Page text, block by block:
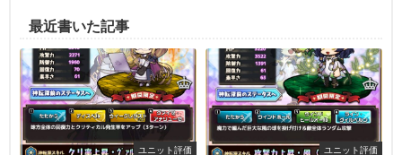
最近書いた記事
ユニット評価 ユニット評価